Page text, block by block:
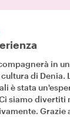
in
di Denia.
è stata
siamo divertiti
Grazie